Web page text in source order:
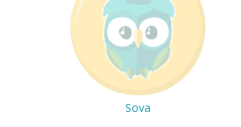
Sova